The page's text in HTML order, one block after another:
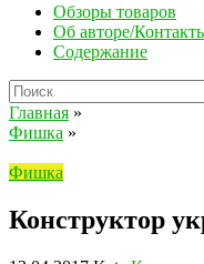
Обзоры товаров
Об авторе/
Содержание
Главная »
Фишка »
Фишка
Конструктор